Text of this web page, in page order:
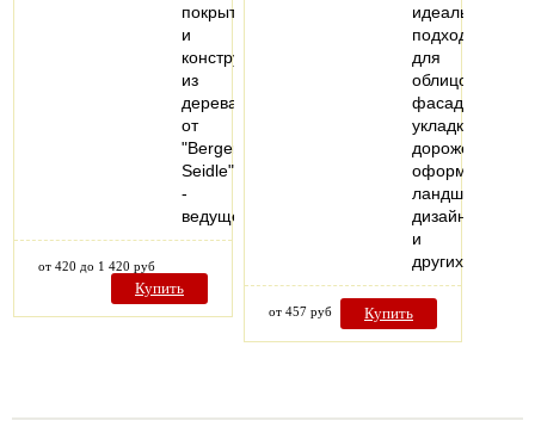
покрытий
и
конструкций
из
дерева
от
"Berger-
Seidle"
-
ведущего…
от 420 до 1 420 руб
Купить
идеально
подходит
для
облицовки
фасадов,
укладки
дорожек,
оформления
ландшафтного
дизайна
и
других…
от 457 руб Купить